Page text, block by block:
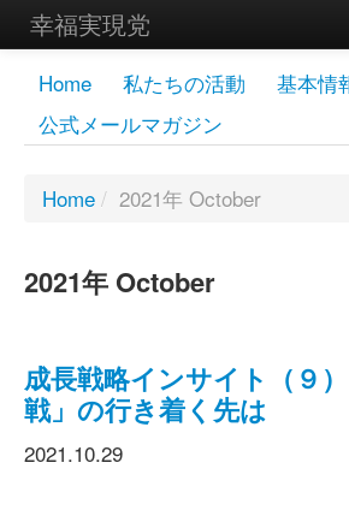
幸福実現党
メンバーズページ
党員
幸福の科学グループ
Home 私たちの活動
基本情
公式メールマガジン
Home / 2021年 October
2021年 October
成長戦略インサイト（９
戦」の行き着く先は
2021.10.29